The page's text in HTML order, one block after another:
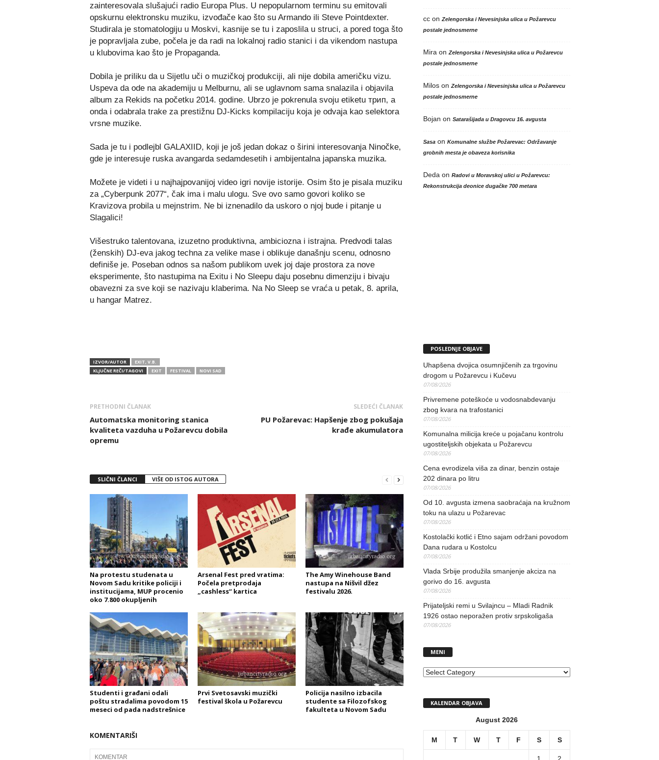
zainteresovala slušajući radio Europa Plus. U nepopularnom terminu su emitovali
opskurnu elektronsku muziku, izvođače kao što su Armando ili Steve Pointdexter.
Studirala je stomatologiju u Moskvi, kasnije se tu i zaposlila u struci, a pored toga što
je popravljala zube, počela je da radi na lokalnoj radio stanici i da vikendom nastupa
u klubovima kao što je Propaganda.
Dobila je priliku da u Sijetlu uči o muzičkoj produkciji, ali nije dobila američku vizu.
Uspeva da ode na akademiju u Melburnu, ali se uglavnom sama snalazila i objavila
album za Rekids na početku 2014. godine. Ubrzo je pokrenula svoju etiketu трип, a
onda i odabrala trake za prestižnu DJ-Kicks kompilaciju koja je odvaja kao selektora
vrsne muzike.
Sada je tu i podlejbl GALAXIID, koji je još jedan dokaz o širini interesovanja Ninočke,
gde je interesuje ruska avangarda sedamdesetih i ambijentalna japanska muzika.
Možete je videti i u najhajpovanijoj video igri novije istorije. Osim što je pisala muziku
za „Cyberpunk 2077“, čak ima i malu ulogu. Sve ovo samo govori koliko se
Kravizova probila u mejnstrim. Ne bi iznenadilo da uskoro o njoj bude i pitanje u
Slagalici!
Višestruko talentovana, izuzetno produktivna, ambiciozna i istrajna. Predvodi talas
(ženskih) DJ-eva jakog techna za velike mase i oblikuje današnju scenu, odnosno
definiše je. Poseban odnos sa našom publikom uvek joj daje prostora za nove
eksperimente, što nastupima na Exitu i No Sleepu daju posebnu dimenziju i bivaju
obavezni za sve koji se nazivaju klaberima. Na No Sleep se vraća u petak, 8. aprila,
u hangar Matrez.
IZVOR/AUTOR
EXIT, V.B.
KLJUČNE REČI/TAGOVI
EXIT FESTIVAL NOVI SAD
PRETHODNI ČLANAK
Automatska monitoring stanica
kvaliteta vazduha u Požarevcu dobila
opremu
SLEDEĆI ČLANAK
PU Požarevac: Hapšenje zbog pokušaja
krađe akumulatora
SLIČNI ČLANCI VIŠE OD ISTOG AUTORA
Na protestu studenata u
Novom Sadu kritike policiji i
institucijama, MUP procenio
oko 7.800 okupljenih
Arsenal Fest pred vratima:
Počela pretprodaja
„cashless“ kartica
The Amy Winehouse Band
nastupa na Nišvil džez
festivalu 2026.
Studenti i građani odali
poštu stradalima povodom 15
meseci od pada nadstrešnice
Prvi Svetosavski muzički
festival škola u Požarevcu
Policija nasilno izbacila
studente sa Filozofskog
fakulteta u Novom Sadu
KOMENTARIŠI
ccon Zelengorska i Nevesinjska ulica u Požarevcu
postale jednosmerne
Mira on Zelengorska i Nevesinjska ulica u Požarevcu
postale jednosmerne
Miloson Zelengorska i Nevesinjska ulica u Požarevcu
postale jednosmerne
Bojan on Satarašijada u Dragovcu 16. avgusta
Sasaon Komunalne službe Požarevac: Održavanje
grobnih mesta je obaveza korisnika
Deda on Radovi u Moravskoj ulici u Požarevcu:
Rekonstrukcija deonice dugačke 700 metara
POSLEDNJE OBJAVE
Uhapšena dvojica osumnjičenih za trgovinu
drogom u Požarevcu i Kučevu
07/08/2026
Privremene poteškoće u vodosnabdevanju
zbog kvara na trafostanici
07/08/2026
Komunalna milicija kreće u pojačanu kontrolu
ugostiteljskih objekata u Požarevcu
07/08/2026
Cena evrodizela viša za dinar, benzin ostaje
202 dinara po litru
07/08/2026
Od 10. avgusta izmena saobraćaja na kružnom
toku na ulazu u Požarevac
07/08/2026
Kostolački kotlić i Etno sajam održani povodom
Dana rudara u Kostolcu
07/08/2026
Vlada Srbije produžila smanjenje akciza na
gorivo do 16. avgusta
07/08/2026
Prijateljski remi u Svilajncu – Mladi Radnik
1926 ostao neporažen protiv srpskoligaša
07/08/2026
MENI
MENI
KALENDAR OBJAVA
August 2026
M T W T F S S
1 2